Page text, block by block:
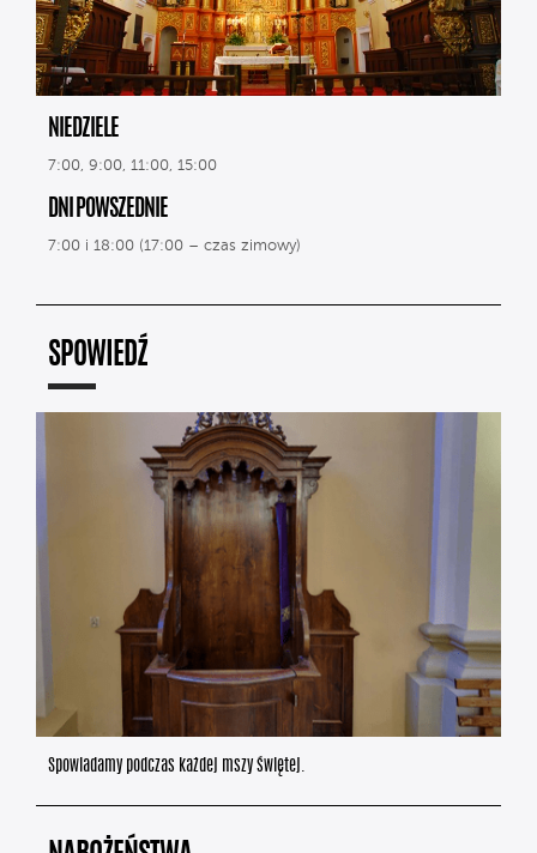
NIEDZIELE
7:00, 9:00, 11:00, 15:00
DNI POWSZEDNIE
7:00 i 18:00 (17:00 – czas zimowy)
SPOWIEDŹ
Spowiadamy podczas każdej mszy świętej.